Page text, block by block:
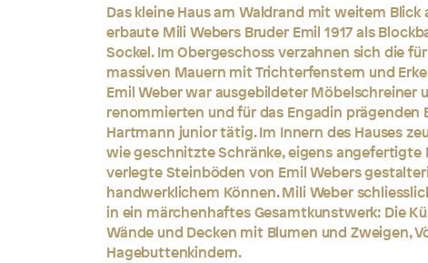
Das kleine Haus am Waldrand mit weitem Blick
erbaute Mili Webers Bruder Emil 1917 als
Sockel. Im Obergeschoss verzahnen sich die
massiven Mauern mit Trichterfenstern und
Emil Weber war ausgebildeter Möbelschreiner
renommierten und für das Engadin prägenden
Hartmann junior tätig. Im Innern des Hauses
wie geschnitzte Schränke, eigens angefertigte
verlegte Steinböden von Emil Webers
handwerklichem Können. Mili Weber
in ein märchenhaftes Gesamtkunstwerk: Die
Wände und Decken mit Blumen und Zweigen,
Hagebuttenkindern.